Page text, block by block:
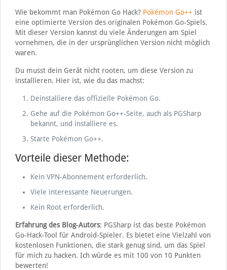
Wie bekommt man Pokémon Go Hack? Pokémon Go++ ist
eine optimierte Version des originalen Pokémon Go-Spiels.
Mit dieser Version kannst du viele Änderungen am Spiel
vornehmen, die in der ursprünglichen Version nicht möglich
waren.
Du musst dein Gerät nicht rooten, um diese Version zu
installieren. Hier ist, wie du das machst:
Deinstalliere das offizielle Pokémon Go.
Gehe auf die Pokémon Go++-Seite, auch als PGSharp
bekannt, und installiere es.
Starte Pokémon Go++.
Vorteile dieser Methode:
Kein VPN-Abonnement erforderlich.
Viele interessante Neuerungen.
Kein Root erforderlich.
Erfahrung des Blog-Autors: PGSharp ist das beste Pokémon
Go-Hack-Tool für Android-Spieler. Es bietet eine Vielzahl von
kostenlosen Funktionen, die stark genug sind, um das Spiel
für mich zu hacken. Ich würde es mit 100 von 10 Punkten
bewerten!